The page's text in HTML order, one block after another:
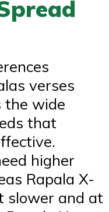
verses
the wide
that
higher
Rapala X-
slower and at